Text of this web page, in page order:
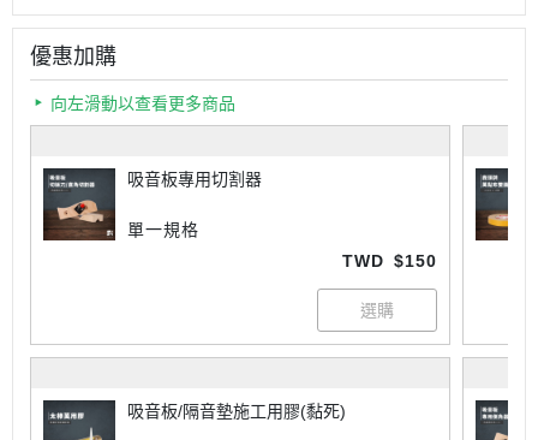
優惠加購
向左滑動以查看更多商品
吸音板專用切割器
單一規格
TWD $150
吸音板/隔音墊施工用膠(黏死)